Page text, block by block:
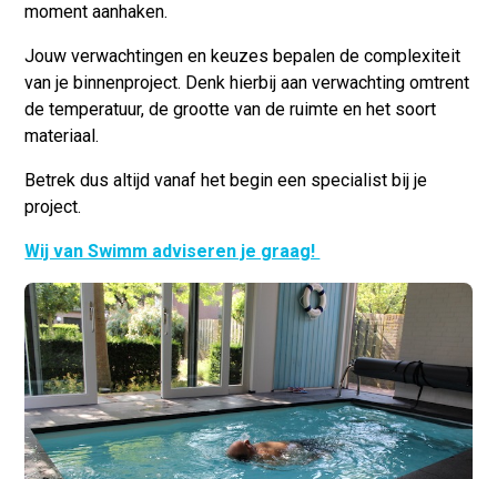
moment aanhaken.
Jouw verwachtingen en keuzes bepalen de complexiteit
van je binnenproject. Denk hierbij aan verwachting omtrent
de temperatuur, de grootte van de ruimte en het soort
materiaal.
Betrek dus altijd vanaf het begin een specialist bij je
project.
Wij van Swimm adviseren je graag!